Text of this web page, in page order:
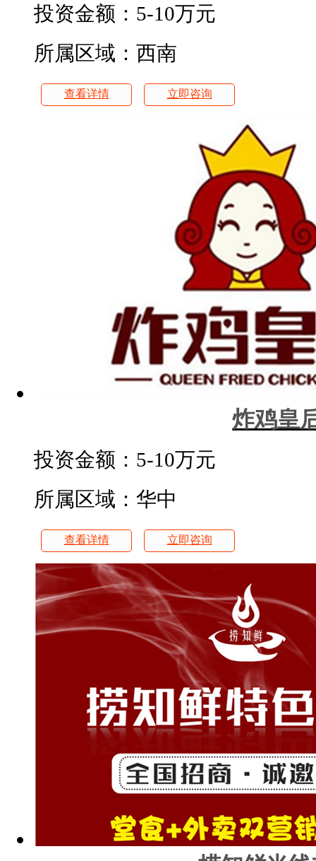
投资金额： 5-10万元
所属区域：西南
查看详情 立即咨询
炸鸡皇
投资金额： 5-10万元
所属区域：华中
查看详情 立即咨询